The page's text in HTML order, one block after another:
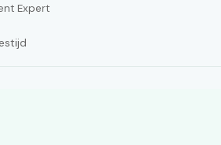
Expert